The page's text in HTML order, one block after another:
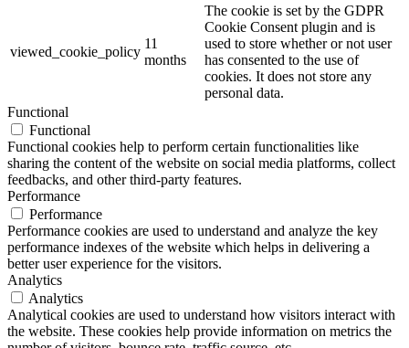
viewed_cookie_policy
11
months
The cookie is set by the GDPR
Cookie Consent plugin and is
used to store whether or not user
has consented to the use of
cookies. It does not store any
personal data.
Functional
Functional
Functional cookies help to perform certain functionalities like
sharing the content of the website on social media platforms, collect
feedbacks, and other third-party features.
Performance
Performance
Performance cookies are used to understand and analyze the key
performance indexes of the website which helps in delivering a
better user experience for the visitors.
Analytics
Analytics
Analytical cookies are used to understand how visitors interact with
the website. These cookies help provide information on metrics the